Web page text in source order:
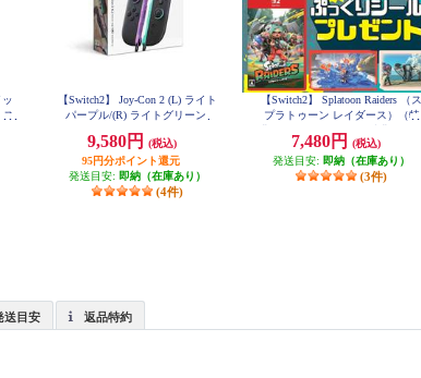
ッ
【Switch2】 Joy-Con 2 (L) ライト
パープル/(R) ライトグリーン
9,580円
(税込)
95円分ポイント還元
発送目安: 即納（在庫あり）
(4件)
【Switch2】 Splatoon Raiders （ス
プラトゥーン レイダース）（特
くりシール 付き）
7,480円
(税込)
発送目安: 即納（在庫あり）
(3件)
送目安 返品特約